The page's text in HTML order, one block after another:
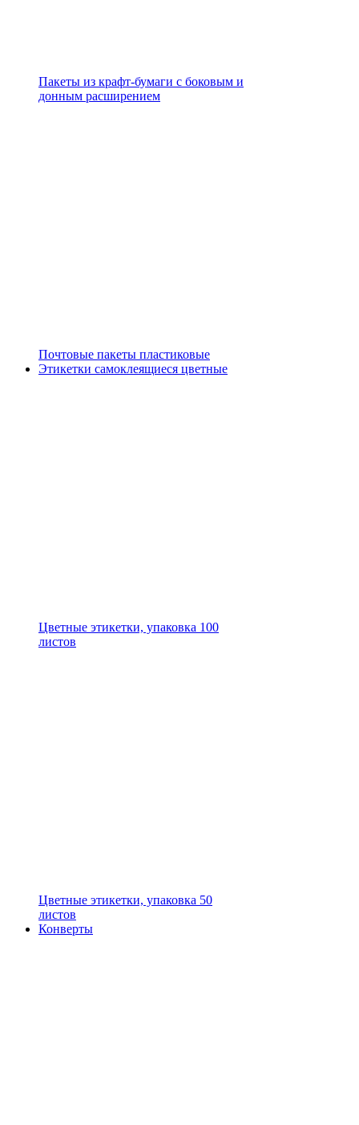
Пакеты из крафт-бумаги с боковым и
донным расширением
Почтовые пакеты пластиковые
Этикетки самоклеящиеся цветные
Цветные этикетки, упаковка 100
листов
Цветные этикетки, упаковка 50
листов
Конверты